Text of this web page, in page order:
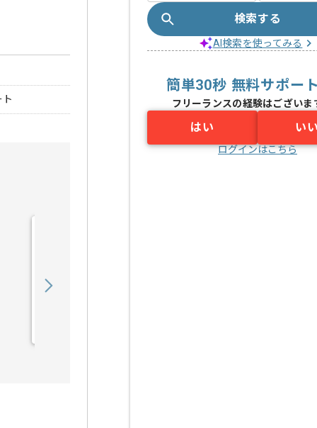
検索する
AI検索を使ってみる
簡単30秒 無料サポー
フリーランスの経験はございま
はい い
ログインはこちら